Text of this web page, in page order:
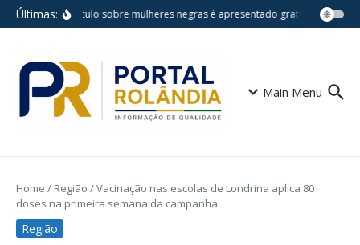
Ir para o conteúdo
Últimas:Espetáculo sobre mulheres negras é apresentado gratuitamente na
Main Menu
Home / Região /Vacinação nas escolas de Londrina aplica 80
doses na primeira semana da campanha
Região